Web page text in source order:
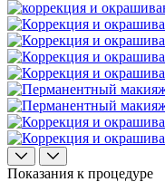
Показания к процедуре